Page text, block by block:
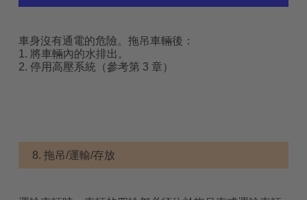
車身沒有通電的危險。拖吊車輛後：
1. 將車輛內的水排出。
2. 停用高壓系統（參考第 3 章）
8. 拖吊/運輸/存放